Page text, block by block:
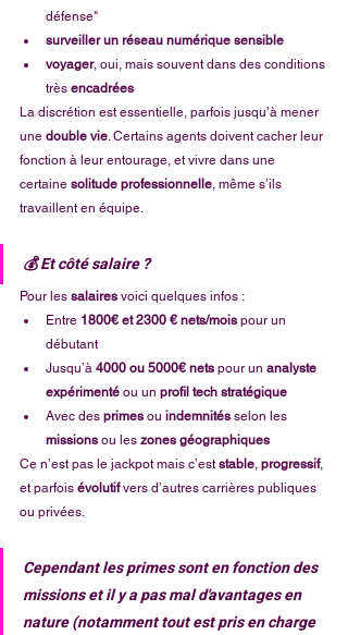
défense"
surveiller un réseau numérique sensible
voyager, oui, mais souvent dans des conditions
très encadrées
La discrétion est essentielle, parfois jusqu’à mener
une double vie . Certains agents doivent cacher leur
fonction à leur entourage, et vivre dans une
certaine solitude professionnelle , même s’ils
travaillent en équipe.
💰 Et côté salaire ?
Pour les salaires voici quelques infos :
Entre 1800€ et 2300 € nets/mois pour un
débutant
Jusqu’à 4000 ou 5000€ nets pour un analyste
expérimenté ou un profil tech stratégique
Avec des primes ou indemnités selon les
missions ou les zones géographiques
Ce n’est pas le jackpot mais c’est stable progressif,
et parfois évolutif vers d’autres carrières publiques
ou privées.
Cependant les primes sont en fonction des
missions et il y a pas mal d'avantages en
nature (notamment tout est pris en charge